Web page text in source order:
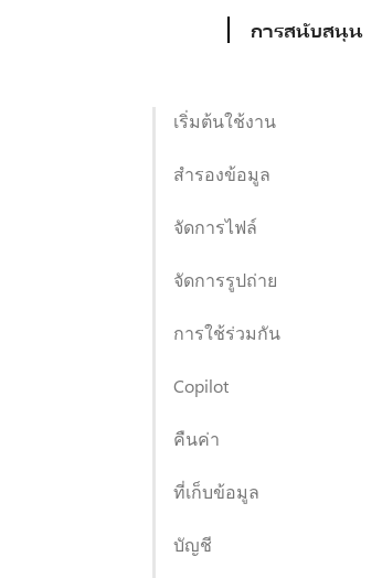
การสนับสนุน
เริ่มต้นใช้งาน
สำรองข้อมูล
จัดการไฟล์
จัดการรูปถ่าย
การใช้ร่วมกัน
Copilot
คืนค่า
ที่เก็บข้อมูล
บัญชี